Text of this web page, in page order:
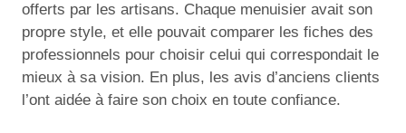
offerts par les artisans. Chaque menuisier avait son
propre style, et elle pouvait comparer les fiches des
professionnels pour choisir celui qui correspondait le
mieux à sa vision. En plus, les avis d’anciens clients
l’ont aidée à faire son choix en toute confiance.